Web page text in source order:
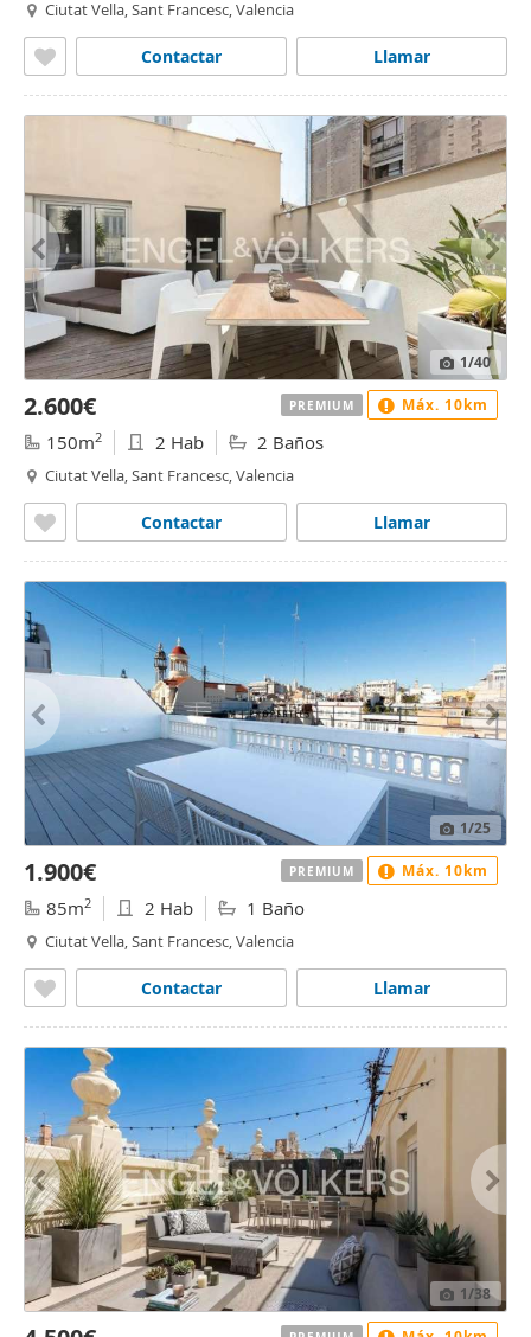
Ciutat Vella, Sant Francesc, Valencia
Llamar
Contactar
1/40
2.600€
150m2 2 Hab 2 Baños
Ciutat Vella, Sant Francesc, Valencia
Llamar
Contactar
PREMIUM Máx. 10km
1/25
1.900€
85m2 2 Hab 1 Baño
Ciutat Vella, Sant Francesc, Valencia
Llamar
Contactar
PREMIUM Máx. 10km
1/38